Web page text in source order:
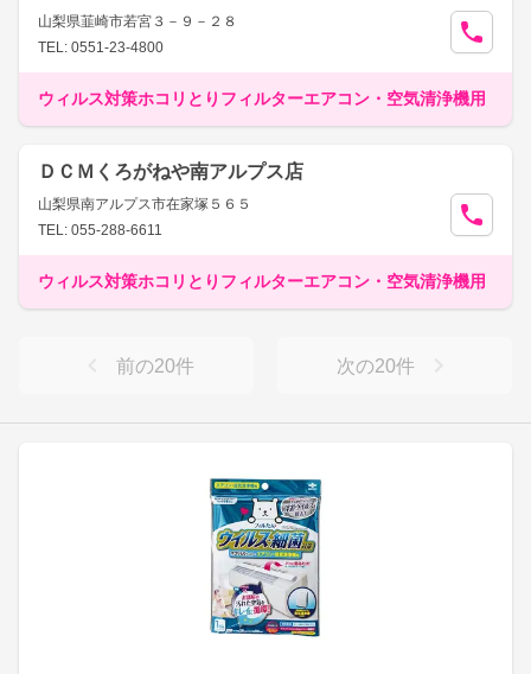
山梨県韮崎市若宮３－９－２８
TEL: 0551-23-4800
ウィルス対策ホコリとりフィルターエアコン・空気清浄機用
ＤＣＭくろがねや南アルプス店
山梨県南アルプス市在家塚５６５
TEL: 055-288-6611
ウィルス対策ホコリとりフィルターエアコン・空気清浄機用
前の20件 次の20件